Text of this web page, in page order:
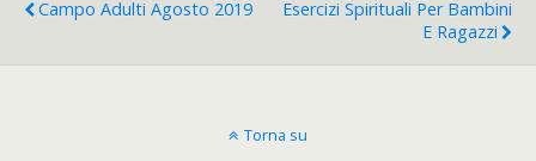
Campo Adulti Agosto 2019
Esercizi Spirituali Per Bambini
E Ragazzi
Torna su